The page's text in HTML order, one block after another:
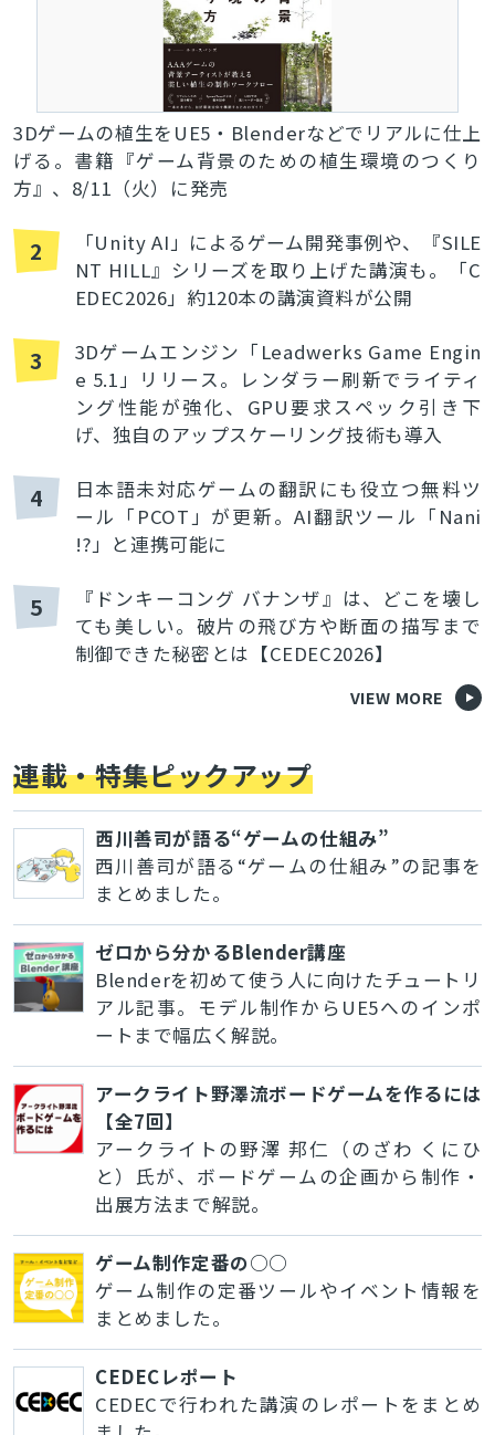
3Dゲームの植生をUE5・Blenderなどでリアルに仕上
げる。書籍『ゲーム背景のための植生環境のつくり
方』、8/11（火）に発売
2
「Unity AI」によるゲーム開発事例や、『SILE
NT HILL』シリーズを取り上げた講演も。「C
EDEC2026」約120本の講演資料が公開
3
3Dゲームエンジン「Leadwerks Game Engin
e 5.1」リリース。レンダラー刷新でライティ
ング性能が強化、GPU要求スペック引き下
げ、独自のアップスケーリング技術も導入
4
日本語未対応ゲームの翻訳にも役立つ無料ツ
ール「PCOT」が更新。AI翻訳ツール「Nani
!?」と連携可能に
5
『ドンキーコング バナンザ』は、どこを壊し
ても美しい。破片の飛び方や断面の描写まで
制御できた秘密とは【CEDEC2026】
VIEW MORE
連載・特集ピックアップ
西川善司が語る“ゲームの仕組み”
西川善司が語る“ゲームの仕組み”の記事を
まとめました。
ゼロから分かるBlender講座
Blenderを初めて使う人に向けたチュートリ
アル記事。モデル制作からUE5へのインポ
ートまで幅広く解説。
アークライト野澤流ボードゲームを作るには
【全7回】
アークライトの野澤 邦仁（のざわ くにひ
と）氏が、ボードゲームの企画から制作・
出展方法まで解説。
ゲーム制作定番の○○
ゲーム制作の定番ツールやイベント情報を
まとめました。
CEDECレポート
CEDECで行われた講演のレポートをまとめ